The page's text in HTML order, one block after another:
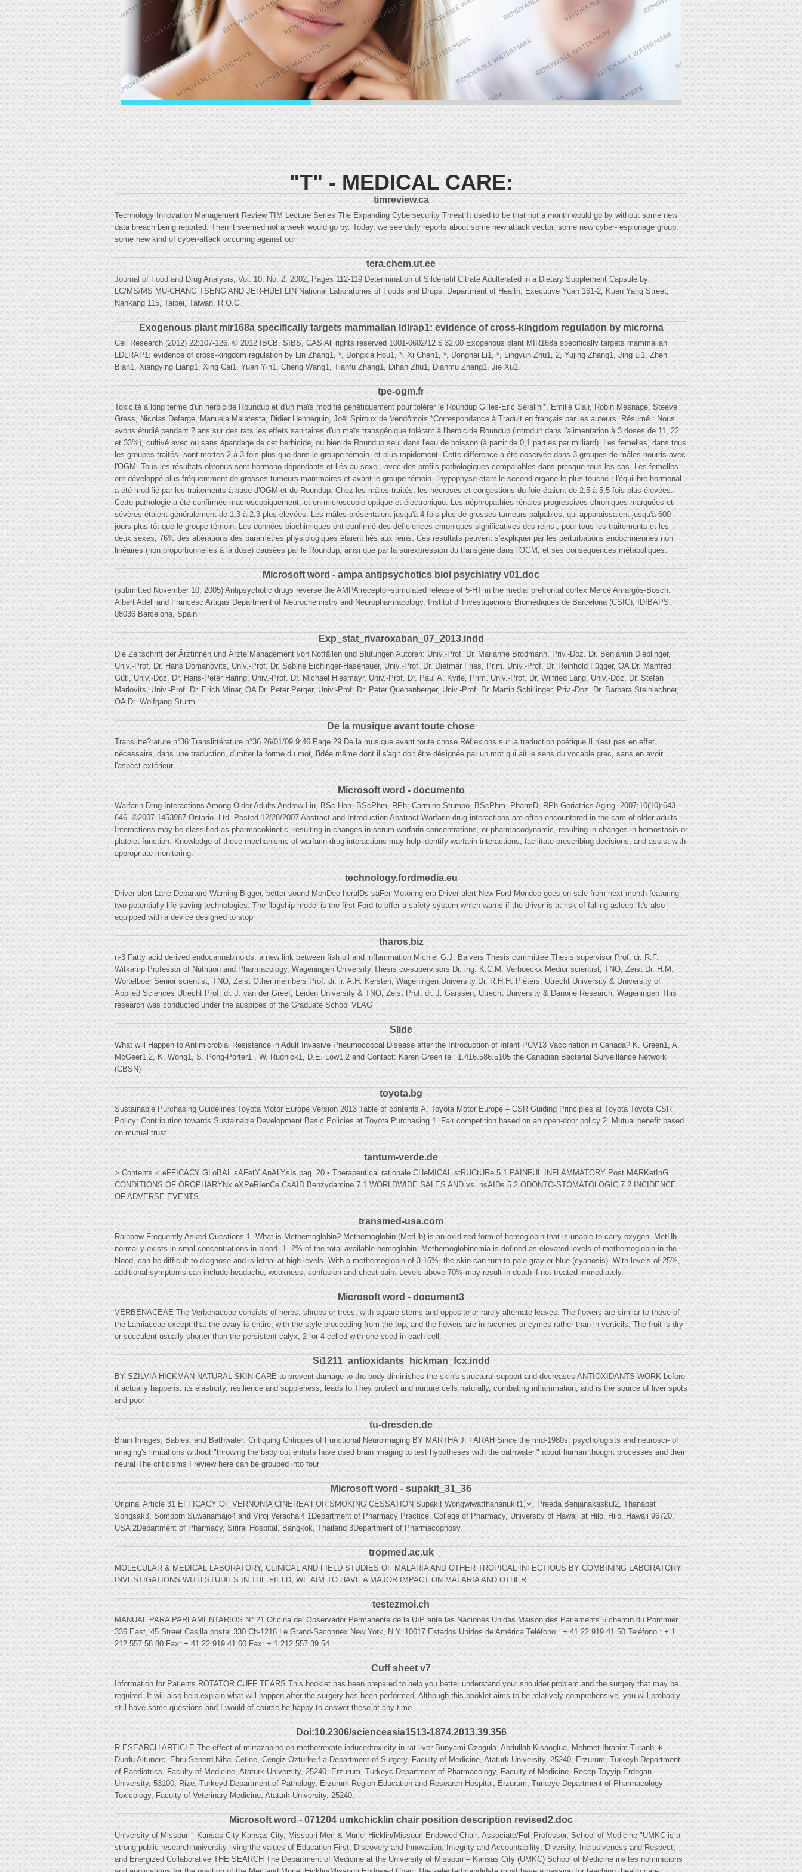
"T" - MEDICAL CARE:
timreview.ca
Technology Innovation Management Review TIM Lecture Series The Expanding Cybersecurity Threat It used to be that not a month would go by without some new
data breach being reported. Then it seemed not a week would go by. Today, we see daily reports about some new attack vector, some new cyber- espionage group,
some new kind of cyber-attack occurring against our
tera.chem.ut.ee
Journal of Food and Drug Analysis, Vol. 10, No. 2, 2002, Pages 112-119 Determination of Sildenafil Citrate Adulterated in a Dietary Supplement Capsule by
LC/MS/MS MU-CHANG TSENG AND JER-HUEI LIN National Laboratories of Foods and Drugs, Department of Health, Executive Yuan 161-2, Kuen Yang Street,
Nankang 115, Taipei, Taiwan, R.O.C.
Exogenous plant mir168a specifically targets mammalian ldlrap1: evidence of cross-kingdom regulation by microrna
Cell Research (2012) 22:107-126. © 2012 IBCB, SIBS, CAS All rights reserved 1001-0602/12 $ 32.00 Exogenous plant MIR168a specifically targets mammalian
LDLRAP1: evidence of cross-kingdom regulation by Lin Zhang1, *, Dongxia Hou1, *, Xi Chen1, *, Donghai Li1, *, Lingyun Zhu1, 2, Yujing Zhang1, Jing Li1, Zhen
Bian1, Xiangying Liang1, Xing Cai1, Yuan Yin1, Cheng Wang1, Tianfu Zhang1, Dihan Zhu1, Dianmu Zhang1, Jie Xu1,
tpe-ogm.fr
Toxicité à long terme d'un herbicide Roundup et d'un maïs modifié génétiquement pour tolérer le Roundup Gilles-Eric Séralini*, Emilie Clair, Robin Mesnage, Steeve
Gress, Nicolas Defarge, Manuela Malatesta, Didier Hennequin, Joël Spiroux de Vendômois *Correspondance à Traduit en français par les auteurs. Résumé : Nous
avons étudié pendant 2 ans sur des rats les effets sanitaires d'un maïs transgénique tolérant à l'herbicide Roundup (introduit dans l'alimentation à 3 doses de 11, 22
et 33%), cultivé avec ou sans épandage de cet herbicide, ou bien de Roundup seul dans l'eau de boisson (à partir de 0,1 parties par milliard). Les femelles, dans tous
les groupes traités, sont mortes 2 à 3 fois plus que dans le groupe-témoin, et plus rapidement. Cette différence a été observée dans 3 groupes de mâles nourris avec
l'OGM. Tous les résultats obtenus sont hormono-dépendants et liés au sexe,, avec des profils pathologiques comparables dans presque tous les cas. Les femelles
ont développé plus fréquemment de grosses tumeurs mammaires et avant le groupe témoin, l'hypophyse étant le second organe le plus touché ; l'équilibre hormonal
a été modifié par les traitements à base d'OGM et de Roundup. Chez les mâles traités, les nécroses et congestions du foie étaient de 2,5 à 5,5 fois plus élevées.
Cette pathologie a été confirmée macroscopiquement, et en microscopie optique et électronique. Les néphropathies rénales progressives chroniques marquées et
sévères étaient généralement de 1,3 à 2,3 plus élevées. Les mâles présentaient jusqu'à 4 fois plus de grosses tumeurs palpables, qui apparaissaient jusqu'à 600
jours plus tôt que le groupe témoin. Les données biochimiques ont confirmé des déficiences chroniques significatives des reins ; pour tous les traitements et les
deux sexes, 76% des altérations des paramètres physiologiques étaient liés aux reins. Ces résultats peuvent s'expliquer par les perturbations endocriniennes non
linéaires (non proportionnelles à la dose) causées par le Roundup, ainsi que par la surexpression du transgène dans l'OGM, et ses conséquences métaboliques.
Microsoft word - ampa antipsychotics biol psychiatry v01.doc
(submitted November 10, 2005) Antipsychotic drugs reverse the AMPA receptor-stimulated release of 5-HT in the medial prefrontal cortex Mercè Amargós-Bosch.
Albert Adell and Francesc Artigas Department of Neurochemistry and Neuropharmacology, Institut d' Investigacions Biomèdiques de Barcelona (CSIC), IDIBAPS,
08036 Barcelona, Spain
Exp_stat_rivaroxaban_07_2013.indd
Die Zeitschrift der Ärztinnen und Ärzte Management von Notfällen und Blutungen Autoren: Univ.-Prof. Dr. Marianne Brodmann, Priv.-Doz. Dr. Benjamin Dieplinger,
Univ.-Prof. Dr. Hans Domanovits, Univ.-Prof. Dr. Sabine Eichinger-Hasenauer, Univ.-Prof. Dr. Dietmar Fries, Prim. Univ.-Prof. Dr. Reinhold Függer, OA Dr. Manfred
Gütl, Univ.-Doz. Dr. Hans-Peter Haring, Univ.-Prof. Dr. Michael Hiesmayr, Univ.-Prof. Dr. Paul A. Kyrle, Prim. Univ.-Prof. Dr. Wilfried Lang, Univ.-Doz. Dr. Stefan
Marlovits, Univ.-Prof. Dr. Erich Minar, OA Dr. Peter Perger, Univ.-Prof. Dr. Peter Quehenberger, Univ.-Prof. Dr. Martin Schillinger, Priv.-Doz. Dr. Barbara Steinlechner,
OA Dr. Wolfgang Sturm.
De la musique avant toute chose
Translitte?rature n°36:Translittérature n°36 26/01/09 9:46 Page 29 De la musique avant toute chose Réflexions sur la traduction poétique Il n'est pas en effet
nécessaire, dans une traduction, d'imiter la forme du mot, l'idée même dont il s'agit doit être désignée par un mot qui ait le sens du vocable grec, sans en avoir
l'aspect extérieur.
Microsoft word - documento
Warfarin-Drug Interactions Among Older Adults Andrew Liu, BSc Hon, BScPhm, RPh; Carmine Stumpo, BScPhm, PharmD, RPh Geriatrics Aging. 2007;10(10):643-
646. ©2007 1453987 Ontario, Ltd. Posted 12/28/2007 Abstract and Introduction Abstract Warfarin-drug interactions are often encountered in the care of older adults.
Interactions may be classified as pharmacokinetic, resulting in changes in serum warfarin concentrations, or pharmacodynamic, resulting in changes in hemostasis or
platelet function. Knowledge of these mechanisms of warfarin-drug interactions may help identify warfarin interactions, facilitate prescribing decisions, and assist with
appropriate monitoring.
technology.fordmedia.eu
Driver alert Lane Departure Warning Bigger, better sound MonDeo heralDs saFer Motoring era Driver alert New Ford Mondeo goes on sale from next month featuring
two potentially life-saving technologies. The flagship model is the first Ford to offer a safety system which warns if the driver is at risk of falling asleep. It's also
equipped with a device designed to stop
tharos.biz
n-3 Fatty acid derived endocannabinoids: a new link between fish oil and inflammation Michiel G.J. Balvers Thesis committee Thesis supervisor Prof. dr. R.F.
Witkamp Professor of Nutrition and Pharmacology, Wageningen University Thesis co-supervisors Dr. ing. K.C.M. Verhoeckx Medior scientist, TNO, Zeist Dr. H.M.
Wortelboer Senior scientist, TNO, Zeist Other members Prof. dr. ir. A.H. Kersten, Wageningen University Dr. R.H.H. Pieters, Utrecht University & University of
Applied Sciences Utrecht Prof. dr. J. van der Greef, Leiden University & TNO, Zeist Prof. dr. J. Garssen, Utrecht University & Danone Research, Wageningen This
research was conducted under the auspices of the Graduate School VLAG
Slide
What will Happen to Antimicrobial Resistance in Adult Invasive Pneumococcal Disease after the Introduction of Infant PCV13 Vaccination in Canada? K. Green1, A.
McGeer1,2, K. Wong1, S. Pong-Porter1 , W. Rudnick1, D.E. Low1,2 and Contact: Karen Green tel: 1.416.586.5105 the Canadian Bacterial Surveillance Network
(CBSN)
toyota.bg
Sustainable Purchasing Guidelines Toyota Motor Europe Version 2013 Table of contents A. Toyota Motor Europe – CSR Guiding Principles at Toyota Toyota CSR
Policy: Contribution towards Sustainable Development Basic Policies at Toyota Purchasing 1. Fair competition based on an open-door policy 2. Mutual benefit based
on mutual trust
tantum-verde.de
> Contents < eFFICACY GLoBAL sAFetY AnALYsIs pag. 20 • Therapeutical rationale CHeMICAL stRUCtURe 5.1 PAINFUL INFLAMMATORY Post MARKetInG
CONDITIONS OF OROPHARYNx eXPeRIenCe CsAID Benzydamine 7.1 WORLDWIDE SALES AND vs. nsAIDs 5.2 ODONTO-STOMATOLOGIC 7.2 INCIDENCE
OF ADVERSE EVENTS
transmed-usa.com
Rainbow Frequently Asked Questions 1. What is Methemoglobin? Methemoglobin (MetHb) is an oxidized form of hemoglobin that is unable to carry oxygen. MetHb
normal y exists in smal concentrations in blood, 1- 2% of the total available hemoglobin. Methemoglobinemia is defined as elevated levels of methemoglobin in the
blood, can be difficult to diagnose and is lethal at high levels. With a methemoglobin of 3-15%, the skin can turn to pale gray or blue (cyanosis). With levels of 25%,
additional symptoms can include headache, weakness, confusion and chest pain. Levels above 70% may result in death if not treated immediately.
Microsoft word - document3
VERBENACEAE The Verbenaceae consists of herbs, shrubs or trees, with square stems and opposite or rarely alternate leaves. The flowers are similar to those of
the Lamiaceae except that the ovary is entire, with the style proceeding from the top, and the flowers are in racemes or cymes rather than in verticils. The fruit is dry
or succulent usually shorter than the persistent calyx, 2- or 4-celled with one seed in each cell.
Si1211_antioxidants_hickman_fcx.indd
BY SZILVIA HICKMAN NATURAL SKIN CARE to prevent damage to the body diminishes the skin's structural support and decreases ANTIOXIDANTS WORK before
it actually happens. its elasticity, resilience and suppleness, leads to They protect and nurture cells naturally, combating inflammation, and is the source of liver spots
and poor
tu-dresden.de
Brain Images, Babies, and Bathwater: Critiquing Critiques of Functional Neuroimaging BY MARTHA J. FARAH Since the mid-1980s, psychologists and neurosci- of
imaging's limitations without "throwing the baby out entists have used brain imaging to test hypotheses with the bathwater." about human thought processes and their
neural The criticisms I review here can be grouped into four
Microsoft word - supakit_31_36
Original Article 31 EFFICACY OF VERNONIA CINEREA FOR SMOKING CESSATION Supakit Wongwiwatthananukit1,∗, Preeda Benjanakaskul2, Thanapat
Songsak3, Somporn Suwanamajo4 and Viroj Verachai4 1Department of Pharmacy Practice, College of Pharmacy, University of Hawaii at Hilo, Hilo, Hawaii 96720,
USA 2Department of Pharmacy, Siriraj Hospital, Bangkok, Thailand 3Department of Pharmacognosy,
tropmed.ac.uk
MOLECULAR & MEDICAL LABORATORY, CLINICAL AND FIELD STUDIES OF MALARIA AND OTHER TROPICAL INFECTIOUS BY COMBINING LABORATORY
INVESTIGATIONS WITH STUDIES IN THE FIELD, WE AIM TO HAVE A MAJOR IMPACT ON MALARIA AND OTHER
testezmoi.ch
MANUAL PARA PARLAMENTARIOS Nº 21 Oficina del Observador Permanente de la UIP ante las Naciones Unidas Maison des Parlements 5 chemin du Pommier
336 East, 45 Street Casilla postal 330 Ch-1218 Le Grand-Saconnex New York, N.Y. 10017 Estados Unidos de América Teléfono : + 41 22 919 41 50 Teléfono : + 1
212 557 58 80 Fax: + 41 22 919 41 60 Fax: + 1 212 557 39 54
Cuff sheet v7
Information for Patients ROTATOR CUFF TEARS This booklet has been prepared to help you better understand your shoulder problem and the surgery that may be
required. It will also help explain what will happen after the surgery has been performed. Although this booklet aims to be relatively comprehensive, you will probably
still have some questions and I would of course be happy to answer these at any time.
Doi:10.2306/scienceasia1513-1874.2013.39.356
R ESEARCH ARTICLE The effect of mirtazapine on methotrexate-inducedtoxicity in rat liver Bunyami Ozogula, Abdullah Kisaoglua, Mehmet Ibrahim Turanb,∗,
Durdu Altunerc, Ebru Senerd,Nihal Cetine, Cengiz Ozturke,f a Department of Surgery, Faculty of Medicine, Ataturk University, 25240, Erzurum, Turkeyb Department
of Paediatrics, Faculty of Medicine, Ataturk University, 25240, Erzurum, Turkeyc Department of Pharmacology, Faculty of Medicine, Recep Tayyip Erdogan
University, 53100, Rize, Turkeyd Department of Pathology, Erzurum Region Education and Research Hospital, Erzurum, Turkeye Department of Pharmacology-
Toxicology, Faculty of Veterinary Medicine, Ataturk University, 25240,
Microsoft word - 071204 umkchicklin chair position description revised2.doc
University of Missouri - Kansas City Kansas City, Missouri Merl & Muriel Hicklin/Missouri Endowed Chair: Associate/Full Professor, School of Medicine "UMKC is a
strong public research university living the values of Education First, Discovery and Innovation; Integrity and Accountability; Diversity, Inclusiveness and Respect;
and Energized Collaborative THE SEARCH The Department of Medicine at the University of Missouri – Kansas City (UMKC) School of Medicine invites nominations